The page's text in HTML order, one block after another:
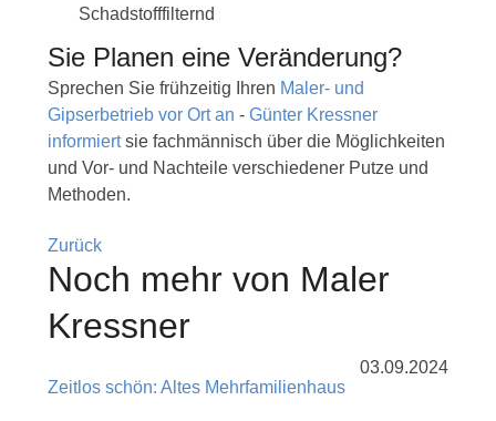
Schadstofffilternd
Sie Planen eine Veränderung?
Sprechen Sie frühzeitig Ihren Maler- und
Gipserbetrieb vor Ort an - Günter Kressner
informiertsie fachmännisch über die Möglichkeiten
und Vor- und Nachteile verschiedener Putze und
Methoden.
Zurück
Noch mehr von Maler
Kressner
03.09.2024
Zeitlos schön: Altes Mehrfamilienhaus